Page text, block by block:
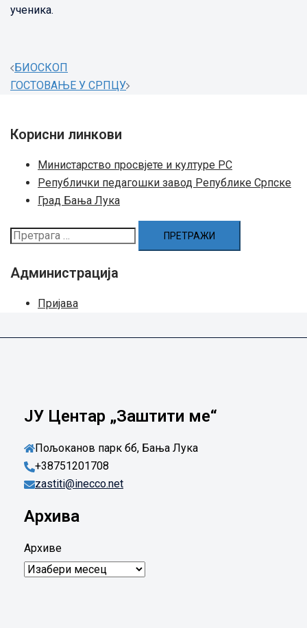
ученика.
Post
navigation
БИОСКОП
ГОСТОВАЊЕ У СРПЦУ
Корисни линкови
Министарство просвјете и културе РС
Републички педагошки завод Републике Српске
Град Бањa Лукa
Претрага
Администрација
Пријава
ЈУ Центар „Заштити ме“
Пољоканов парк бб, Бања Лука
+38751201708
zastiti@inecco.net
Архива
Архиве